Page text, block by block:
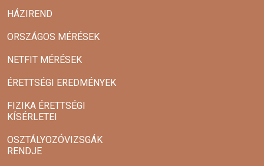
HÁZIREND
ORSZÁGOS MÉRÉSEK
NETFIT MÉRÉSEK
ÉRETTSÉGI EREDMÉNYEK
FIZIKA ÉRETTSÉGI
KÍSÉRLETEI
OSZTÁLYOZÓVIZSGÁK
RENDJE